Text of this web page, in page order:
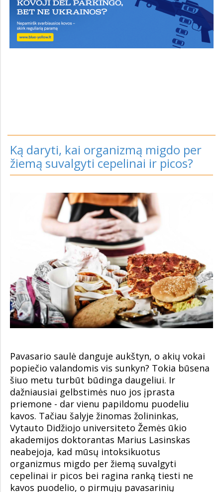
Ką daryti, kai organizmą migdo per
žiemą suvalgyti cepelinai ir picos?
Pavasario saulė danguje aukštyn, o akių vokai
popiečio valandomis vis sunkyn? Tokia būsena
šiuo metu turbūt būdinga daugeliui. Ir
dažniausiai gelbstimės nuo jos įprasta
priemone - dar vienu papildomu puodeliu
kavos. Tačiau šalyje žinomas žolininkas,
Vytauto Didžiojo universiteto Žemės ūkio
akademijos doktorantas Marius Lasinskas
neabejoja, kad mūsų intoksikuotus
organizmus migdo per žiemą suvalgyti
cepelinai ir picos bei ragina ranką tiesti ne
kavos puodelio, o pirmųjų pavasarinių